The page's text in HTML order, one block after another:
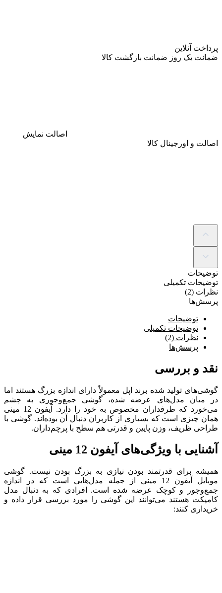
پرداخت آنلاین
ضمانت یک روز ضمانت بازگشت کالا
اصالت نمایش
اصالت و اورجینال کالا
توضیحات
توضیحات تکمیلی
نظرات (2)
پرسش‌ها
توضیحات
توضیحات تکمیلی
نظرات (2)
پرسش‌ها
نقد و بررسی
گوشی‌های تولید شده برند اپل معمولاً دارای اندازه بزرگ هستند اما
در میان مدل‌های عرضه شده، گوشی جمع‌و‌جوری به چشم
می‌خورد که طرفداران مخصوص به خود را دارد. آیفون 12 مینی
همان چیزی است که بسیاری از کاربران دنبال آن بوده‌اند. گوشی با
طراحی ظریف، وزن پایین و قدرتی هم سطح با پرچم‌داران.
آشنایی با ویژگی‌های آیفون 12 مینی
همیشه برای قدرتمند بودن نیازی به بزرگ بودن نیست. گوشی
موبایل آیفون 12 مینی از جمله مدل‌هایی است که در اندازه
جمع‌وجور و کوچک عرضه شده است. افرادی که به دنبال مدل‌
کامپکت هستند می‌توانند این گوشی را مورد بررسی قرار داده و
خریداری کنند: